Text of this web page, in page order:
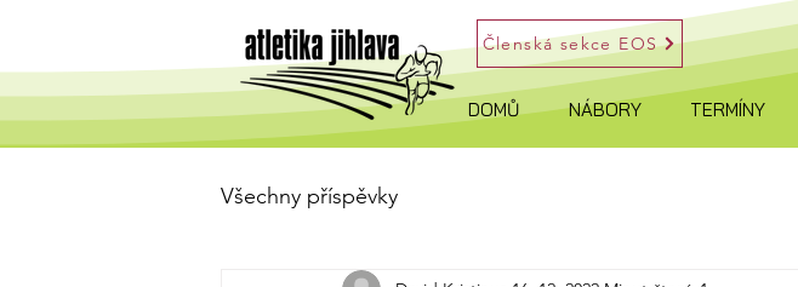
DOMŮ NÁBORY TERMÍNY
Členská sekce EOS
Všechny příspěvky